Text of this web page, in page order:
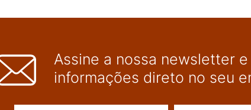
Assine a nossa newsletter
informações direto no seu